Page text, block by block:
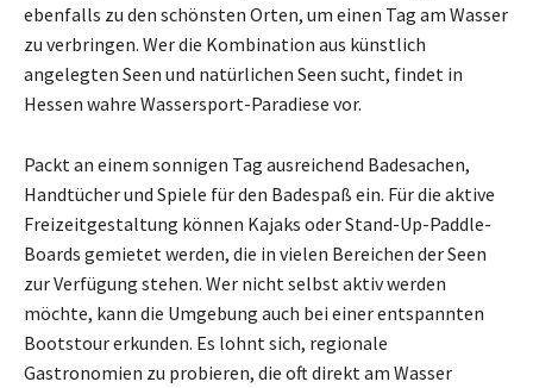
ebenfalls zu den schönsten Orten, um einen Tag am Wasser
zu verbringen. Wer die Kombination aus künstlich
angelegten Seen und natürlichen Seen sucht, findet in
Hessen wahre Wassersport-Paradiese vor.
Packt an einem sonnigen Tag ausreichend Badesachen,
Handtücher und Spiele für den Badespaß ein. Für die aktive
Freizeitgestaltung können Kajaks oder Stand-Up-Paddle-
Boards gemietet werden, die in vielen Bereichen der Seen
zur Verfügung stehen. Wer nicht selbst aktiv werden
möchte, kann die Umgebung auch bei einer entspannten
Bootstour erkunden. Es lohnt sich, regionale
Gastronomien zu probieren, die oft direkt am Wasser